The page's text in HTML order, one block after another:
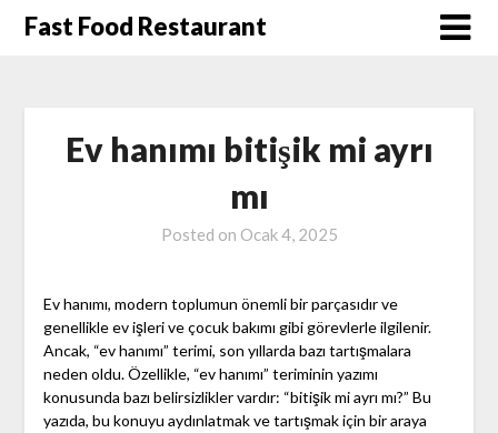
SkipFast Food Restaurant
Ev hanımı bitişik mi ayrı
mı
Posted on Ocak 4, 2025
Ev hanımı, modern toplumun önemli bir parçasıdır ve
genellikle ev işleri ve çocuk bakımı gibi görevlerle ilgilenir.
Ancak, “ev hanımı” terimi, son yıllarda bazı tartışmalara
neden oldu. Özellikle, “ev hanımı” teriminin yazımı
konusunda bazı belirsizlikler vardır: “bitişik mi ayrı mı?” Bu
yazıda, bu konuyu aydınlatmak ve tartışmak için bir araya